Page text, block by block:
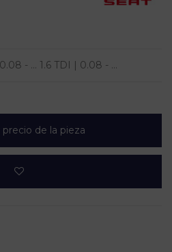
- ... 1.6 TDI | 0.08 - ...
precio de la pieza